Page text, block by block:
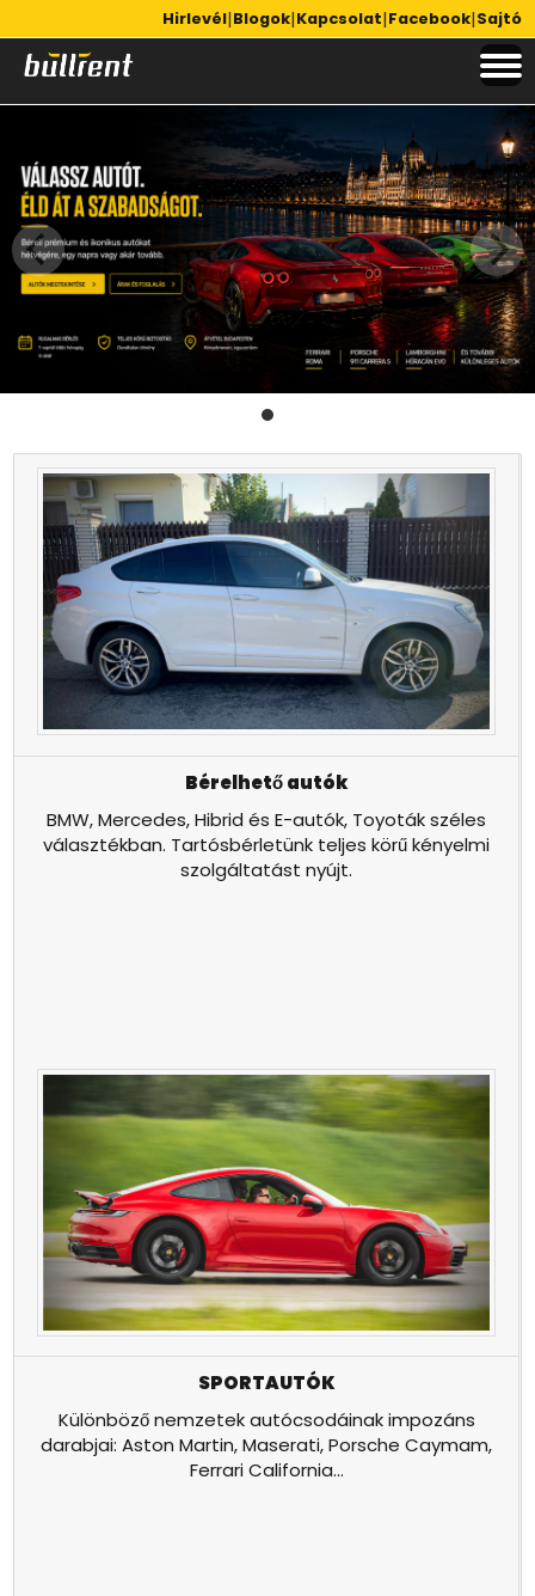
Hirlevél|Blogok|Kapcsolat|Facebook|Sajtó
Bérelhető autók
BMW, Mercedes, Hibrid és E-autók, Toyoták széles
választékban. Tartósbérletünk teljes körű kényelmi
szolgáltatást nyújt.
SPORTAUTÓK
Különböző nemzetek autócsodáinak impozáns
darabjai: Aston Martin, Maserati, Porsche Caymam,
Ferrari California...